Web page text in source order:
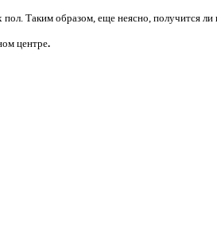
Таким образом, еще неясно, получится ли
центре.